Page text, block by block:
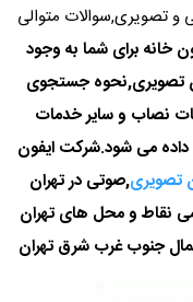
و تصویری,سوالات متوالی
خانه برای شما به وجود
تصویری,نحوه جستجوی
نصاب و سایر خدمات
می شود.شرکت ایفون
تصویری,صوتی در تهران
نقاط و محل های تهران
جنوب غرب شرق تهران